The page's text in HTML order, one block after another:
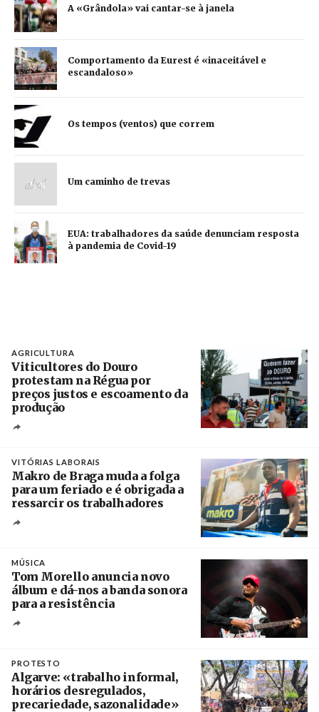
A «Grândola» vai cantar-se à janela
Comportamento da Eurest é «inaceitável e
escandaloso»
Os tempos (ventos) que correm
Um caminho de trevas
EUA: trabalhadores da saúde denunciam resposta
à pandemia de Covid-19
AGRICULTURA
Viticultores do Douro
protestam na Régua por
preços justos e escoamento da
produção
VITÓRIAS LABORAIS
Makro de Braga muda a folga
para um feriado e é obrigada a
ressarcir os trabalhadores
MÚSICA
Tom Morello anuncia novo
álbum e dá-nos a banda sonora
para a resistência
PROTESTO
Algarve: «trabalho informal,
horários desregulados,
precariedade, sazonalidade»